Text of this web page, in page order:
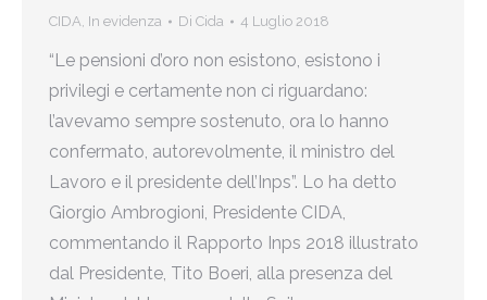
CIDA, In evidenza Di Cida 4 Luglio 2018
“Le pensioni d’oro non esistono, esistono i
privilegi e certamente non ci riguardano:
l’avevamo sempre sostenuto, ora lo hanno
confermato, autorevolmente, il ministro del
Lavoro e il presidente dell’Inps”. Lo ha detto
Giorgio Ambrogioni, Presidente CIDA,
commentando il Rapporto Inps 2018 illustrato
dal Presidente, Tito Boeri, alla presenza del